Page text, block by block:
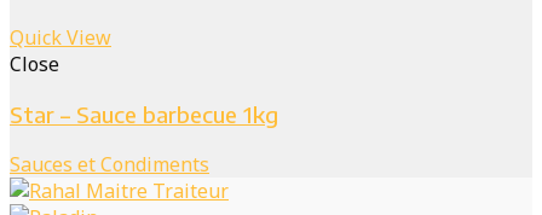
Quick View
Close
Star – Sauce barbecue 1kg
Sauces et Condiments